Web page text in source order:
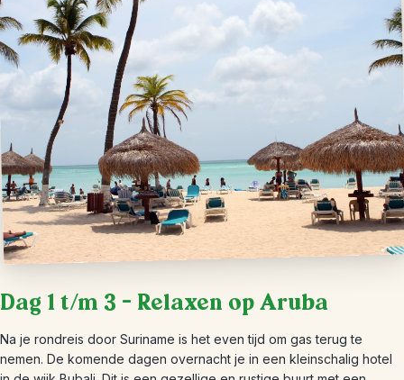
Dag 1 t/m 3 – Relaxen op Aruba
Na je rondreis door Suriname is het even tijd om gas terug te
nemen. De komende dagen overnacht je in een kleinschalig hotel